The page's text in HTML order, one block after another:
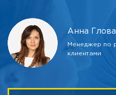
Анна
Менеджер по
клиентами